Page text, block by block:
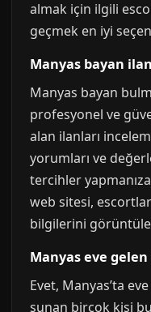
almak için ilgili
geçmek en iyi
Manyas bayan
Manyas bayan
profesyonel ve
alan ilanları
yorumları ve
tercihler
web sitesi,
bilgilerini
Manyas eve gelen
Evet, Manyas’ta
sunan birçok kişi